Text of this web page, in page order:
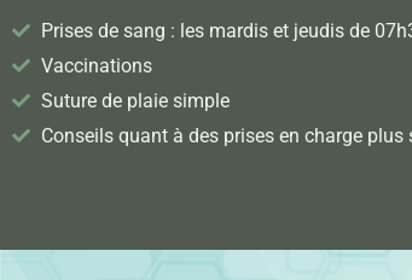
Prises de sang : les mardis et jeudis de
Vaccinations
Suture de plaie simple
Conseils quant à des prises en charge